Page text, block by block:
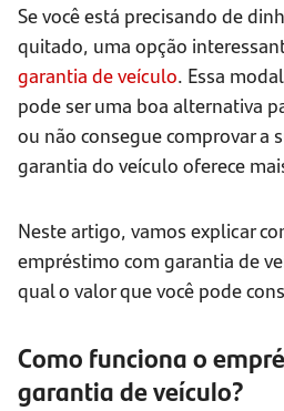
Se você está precisando de
quitado, uma opção
garantia de veículo. Essa
pode ser uma boa alternativa
ou não consegue comprovar a
garantia do veículo oferece
Neste artigo, vamos explicar
empréstimo com garantia de
qual o valor que você pode
Como funciona o
garantia de veículo?